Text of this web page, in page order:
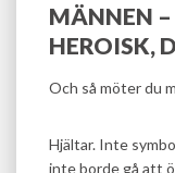
MÄNNEN –
HEROISK,
Och så möter du
Hjältar. Inte
inte borde gå att